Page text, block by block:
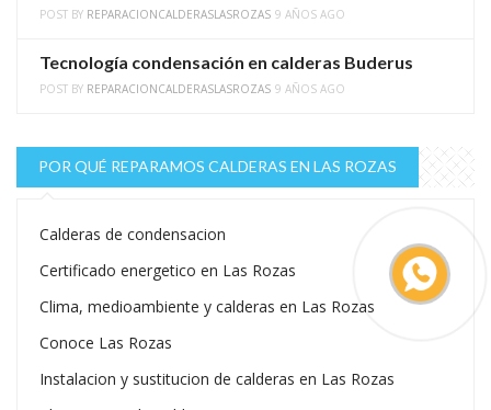
POST BY REPARACIONCALDERASLASROZAS 9 AÑOS AGO
Tecnología condensación en calderas Buderus
POST BY REPARACIONCALDERASLASROZAS 9 AÑOS AGO
POR QUÉ REPARAMOS CALDERAS EN LAS ROZAS
Calderas de condensacion
Certificado energetico en Las Rozas
Clima, medioambiente y calderas en Las Rozas
Conoce Las Rozas
Instalacion y sustitucion de calderas en Las Rozas